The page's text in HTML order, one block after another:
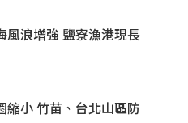
風浪增強 鹽寮漁港現長
縮小 竹苗、台北山區防